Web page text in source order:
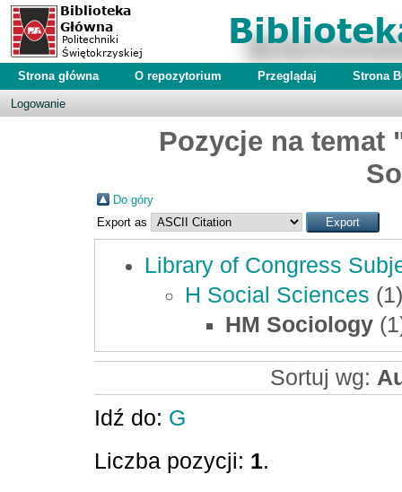
Strona główna O repozytorium Przeglądaj Strona
Logowanie
Pozycje na temat
Do góry
Export as
Library of Congress
H Social Sciences (1)
HM Sociology
Sortuj wg:
Idź do: G
Liczba pozycji: 1.